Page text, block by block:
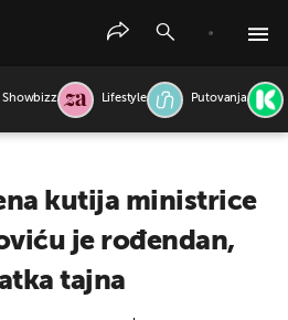
Showbizz Lifestyle Putovanja
kutija ministrice
je rođendan,
tajna